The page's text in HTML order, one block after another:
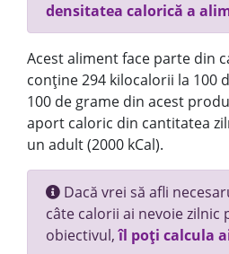
densitatea calorică a
Acest aliment face parte din
conține 294 kilocalorii la 100
100 de grame din acest
aport caloric din cantitatea
un adult (2000 kCal).
Dacă vrei să afli
câte calorii ai nevoie zilnic
obiectivul,îl poți calcula